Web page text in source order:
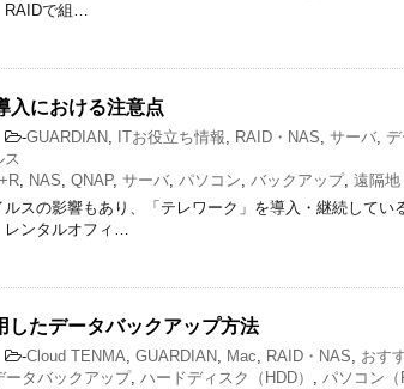
RAIDで組…
入における注意点
-GUARDIAN, ITお役立ち情報, RAID・NAS, サーバ,
, NAS, QNAP, サーバ, パソコン, バックアップ, 遠隔地
スの影響もあり、「テレワーク」を導入・継続してい
レンタルオフィ…
したデータバックアップ方法
-Cloud TENMA, GUARDIAN, Mac, RAID・NAS, おす
ータバックアップ, ハードディスク（HDD） , パソコン（